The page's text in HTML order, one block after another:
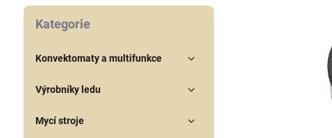
Kategorie
Konvektomaty a multifunkce
Výrobníky ledu
Mycí stroje